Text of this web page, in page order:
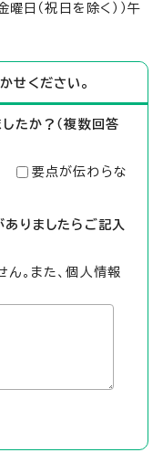
日（祝日を除く））午
せください。
たか？（複数回答
要点が伝わらな
りましたらご記入
。また、個人情報